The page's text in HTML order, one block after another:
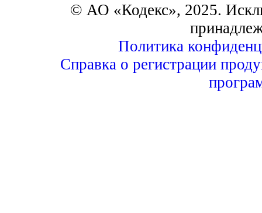
© АО «Кодекс», 2025.
Политика
Справка о регистрации